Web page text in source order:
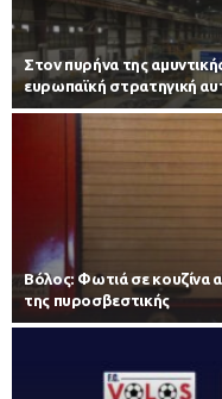
Στον πυρήνα της
ευρωπαϊκή στρατηγική
Βόλος: Φωτιά σε κουζίνα
της πυροσβεστικής